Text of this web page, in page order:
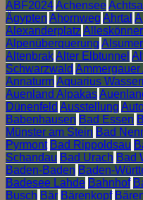
ABF2024Achensee
Ägypten Ahornweg Ahrtal
Alexanderplatz
Alpenüberquerung
AltenbrakAlter Elbtunnel
Schwarzwald Ammergauer
AnnaturmAquarius
Auenland Alpakas
Dünenfeld Ausstellung
Babenhausen Bad Essen
Münster am Stein Bad
Pyrmont Bad Rippoldsau
Schandau Bad Urach Bad
Baden-Baden Baden-
Badesee Lahde Bahnhof
Busch Bär Bärenkopf